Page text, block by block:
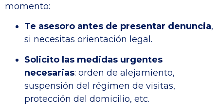
momento:
Te asesoro antes de presentar denuncia,
si necesitas orientación legal.
Solicito las medidas urgentes
necesarias: orden de alejamiento,
suspensión del régimen de visitas,
protección del domicilio, etc.